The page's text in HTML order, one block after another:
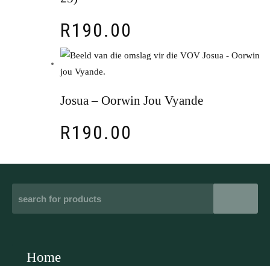
R190.00
Josua – Oorwin Jou Vyande
R190.00
Home